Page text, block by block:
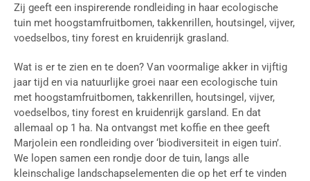
Zij geeft een inspirerende rondleiding in haar ecologische
tuin met hoogstamfruitbomen, takkenrillen, houtsingel, vijver,
voedselbos, tiny forest en kruidenrijk grasland.
Wat is er te zien en te doen? Van voormalige akker in vijftig
jaar tijd en via natuurlijke groei naar een ecologische tuin
met hoogstamfruitbomen, takkenrillen, houtsingel, vijver,
voedselbos, tiny forest en kruidenrijk garsland. En dat
allemaal op 1 ha. Na ontvangst met koffie en thee geeft
Marjolein een rondleiding over ‘biodiversiteit in eigen tuin’.
We lopen samen een rondje door de tuin, langs alle
kleinschalige landschapselementen die op het erf te vinden